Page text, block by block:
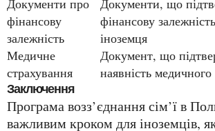
Документи про
фінансову
залежність
Документи, що підтверджують
фінансову
іноземця
Медичне
страхування
Документ, що підтверджує
наявність
Заключення
Програма возз’єднання сім’ї в Польщі є
важливим кроком для іноземців,